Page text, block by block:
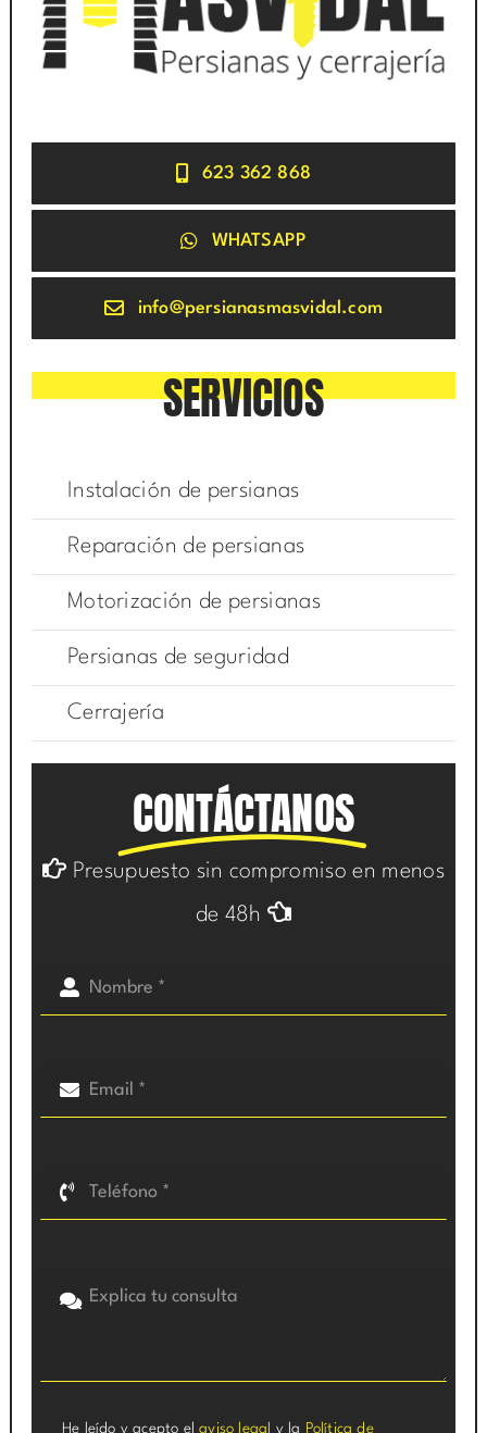
623 362 868
WHATSAPP
info@persianasmasvidal.com
SERVICIOS
Instalación de persianas
Reparación de persianas
Motorización de persianas
Persianas de seguridad
Cerrajería
CONTÁCTANOS
Presupuesto sin compromiso en menos
de 48h
He leído y acepto elaviso legal y la Política de